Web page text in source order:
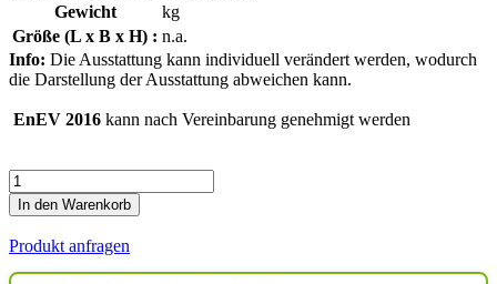
Gewicht
kg
Größe (L x B x H) : n.a.
Info: Die Ausstattung kann individuell verändert werden, wodurch
die Darstellung der Ausstattung abweichen kann.
EnEV 2016 kann nach Vereinbarung genehmigt werden
Anzahl
In den Warenkorb
Produkt anfragen